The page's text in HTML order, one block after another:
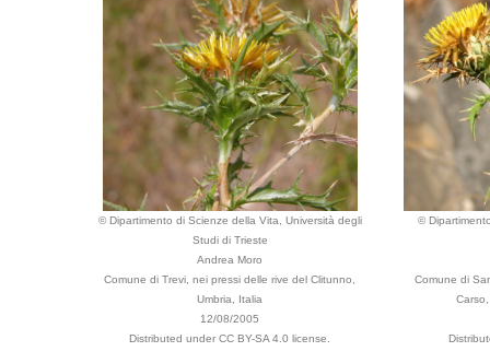
© Dipartimento di Scienze della Vita, Università degli
Studi di Trieste
Andrea Moro
Comune di Trevi, nei pressi delle rive del Clitunno,
Umbria, Italia
12/08/2005
Distributed under CC BY-SA 4.0 license.
©
Comune di